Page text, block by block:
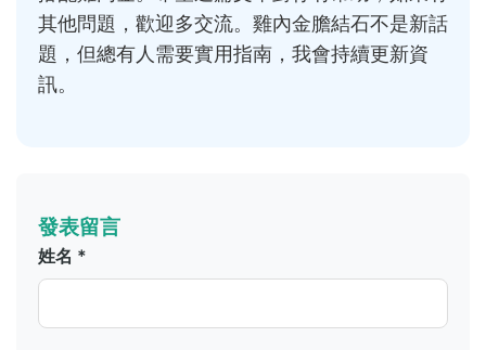
其他問題，歡迎多交流。雞內金膽結石不是新話
題，但總有人需要實用指南，我會持續更新資
訊。
發表留言
姓名 *